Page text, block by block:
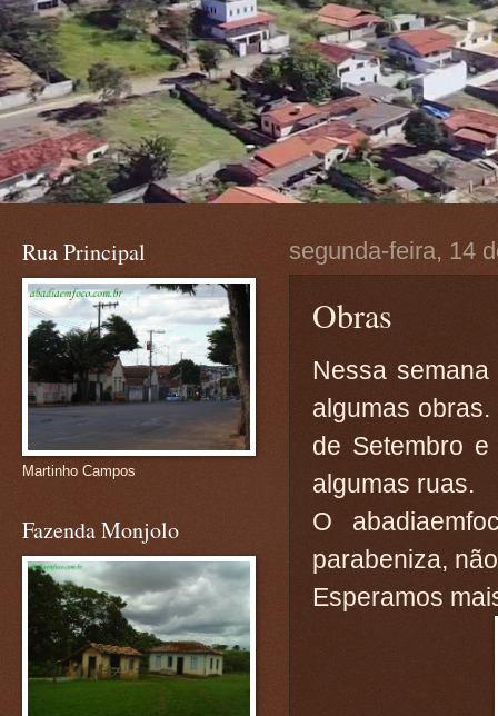
segunda-feira, 14
Obras
Nessa
algumas
de Setembro
algumas ruas.
O
parabeniza,
Esperamos
Rua Principal
Martinho Campos
Fazenda Monjolo